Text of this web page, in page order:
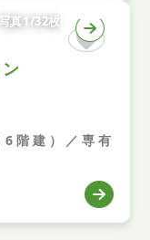
写真1/32枚
階建）／専有